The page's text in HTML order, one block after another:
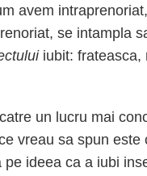
avem intraprenoriat,
se intampla
iubit: frateasca,
un lucru mai
vreau sa spun este
ideea ca a iubi